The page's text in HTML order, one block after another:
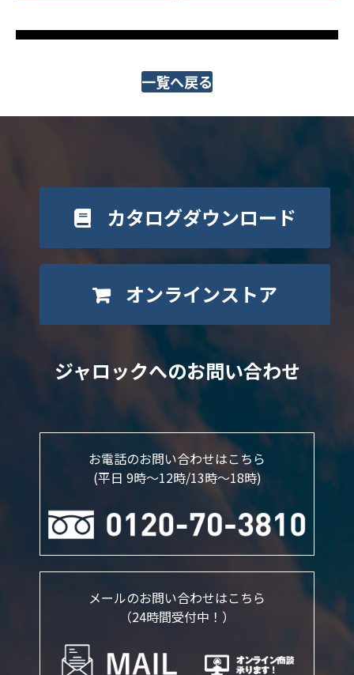
一覧へ戻る
カタログダウンロード
オンラインストア
ジャロックへのお問い合わせ
お電話のお問い合わせはこちら
(平日 9時～12時/13時〜18時)
メールのお問い合わせはこちら
（24時間受付中！）